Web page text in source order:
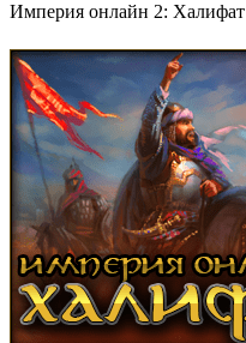
Империя онлайн 2: Халифат